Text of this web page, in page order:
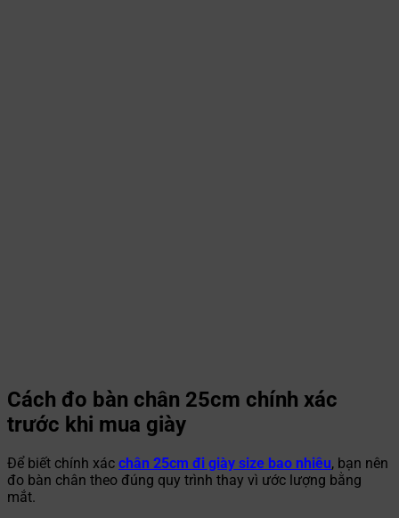
Cách đo bàn chân 25cm chính xác
trước khi mua giày
Để biết chính xác chân 25cm đi giày size bao nhiêu, bạn nên
đo bàn chân theo đúng quy trình thay vì ước lượng bằng
mắt.